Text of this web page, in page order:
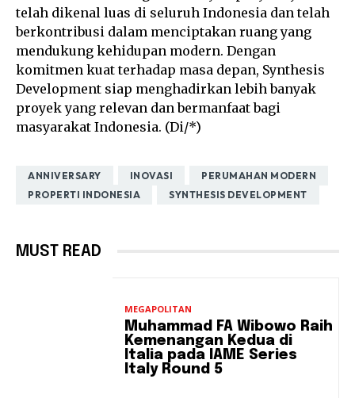
telah dikenal luas di seluruh Indonesia dan telah
berkontribusi dalam menciptakan ruang yang
mendukung kehidupan modern. Dengan
komitmen kuat terhadap masa depan, Synthesis
Development siap menghadirkan lebih banyak
proyek yang relevan dan bermanfaat bagi
masyarakat Indonesia. (Di/*)
ANNIVERSARY INOVASI
PERUMAHAN MODERN
PROPERTI INDONESIA
SYNTHESIS DEVELOPMENT
MUST READ
MEGAPOLITAN
Muhammad FA Wibowo Raih
Kemenangan Kedua di
Italia pada IAME Series
Italy Round 5